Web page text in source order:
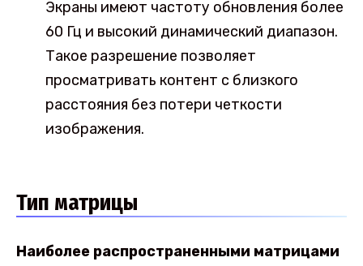
Экраны имеют частоту обновления более
60 Гц и высокий динамический диапазон.
Такое разрешение позволяет
просматривать контент с близкого
расстояния без потери четкости
изображения.
Тип матрицы
Наиболее распространенными матрицами